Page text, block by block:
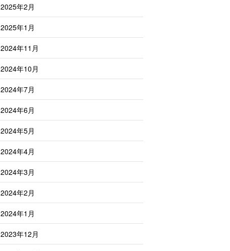
2025年2月
2025年1月
2024年11月
2024年10月
2024年7月
2024年6月
2024年5月
2024年4月
2024年3月
2024年2月
2024年1月
2023年12月